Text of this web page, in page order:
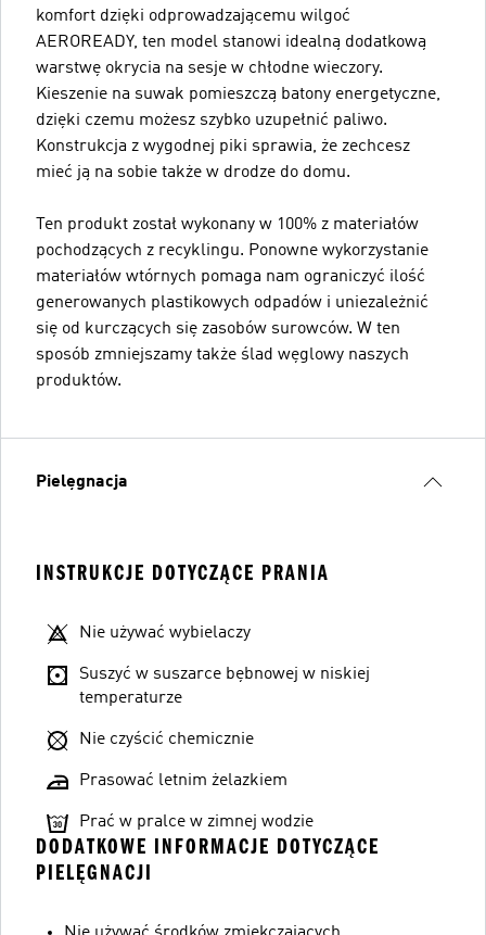
komfort dzięki odprowadzającemu wilgoć
AEROREADY, ten model stanowi idealną dodatkową
warstwę okrycia na sesje w chłodne wieczory.
Kieszenie na suwak pomieszczą batony energetyczne,
dzięki czemu możesz szybko uzupełnić paliwo.
Konstrukcja z wygodnej piki sprawia, że zechcesz
mieć ją na sobie także w drodze do domu.
Ten produkt został wykonany w 100% z materiałów
pochodzących z recyklingu. Ponowne wykorzystanie
materiałów wtórnych pomaga nam ograniczyć ilość
generowanych plastikowych odpadów i uniezależnić
się od kurczących się zasobów surowców. W ten
sposób zmniejszamy także ślad węglowy naszych
produktów.
Pielęgnacja
INSTRUKCJE DOTYCZĄCE PRANIA
Nie używać wybielaczy
Suszyć w suszarce bębnowej w niskiej
temperaturze
Nie czyścić chemicznie
Prasować letnim żelazkiem
Prać w pralce w zimnej wodzie
DODATKOWE INFORMACJE DOTYCZĄCE
PIELĘGNACJI